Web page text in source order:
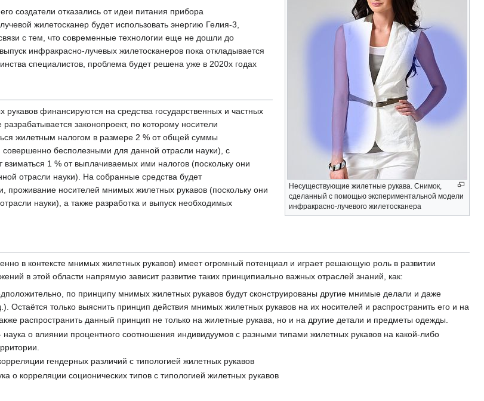
Несуществующие жилетные рукава. Снимок,
сделанный с помощью экспериментальной модели
инфракрасно-лучевого жилетосканера
создатели отказались от идеи питания прибора
жилетосканер будет использовать энергию Гелия-3,
с тем, что современные технологии еще не дошли до
инфракрасно-лучевых жилетосканеров пока откладывается
специалистов, проблема будет решена уже в 2020х годах
финансируются на средства государственных и частных
законопроект, по которому носители
жилетным налогом в размере 2 % от общей суммы
бесполезными для данной отрасли науки), с
1 % от выплачиваемых ими налогов (поскольку они
отрасли науки). На собранные средства будет
проживание носителей мнимых жилетных рукавов (поскольку они
науки), а также разработка и выпуск необходимых
в контексте мнимых жилетных рукавов) имеет огромный потенциал и играет решающую роль в развитии
в этой области напрямую зависит развитие таких принципиально важных отраслей знаний, как:
по принципу мнимых жилетных рукавов будут сконструированы другие мнимые делали и даже
только выяснить принцип действия мнимых жилетных рукавов на их носителей и распространить его и на
распространить данный принцип не только на жилетные рукава, но и на другие детали и предметы одежды.
о влиянии процентного соотношения индивидуумов с разными типами жилетных рукавов на какой-либо
гендерных различий с типологией жилетных рукавов
о корреляции соционических типов с типологией жилетных рукавов